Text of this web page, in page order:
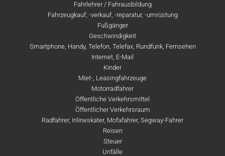
Fahrlehrer / Fahrausbildung
Fahrzeugkauf, -verkauf, -reparatur, -umrüstung
Fußgänger
Geschwindigkeit
Smartphone, Handy, Telefon, Telefax, Rundfunk, Fernsehen
Internet, E-Mail
Kinder
Miet-, Leasingfahrzeuge
Motorradfahrer
Öffentliche Verkehrsmittel
Öffentlicher Verkehrsraum
Radfahrer, Inlineskater, Mofafahrer, Segway-Fahrer
Reisen
Steuer
Unfälle